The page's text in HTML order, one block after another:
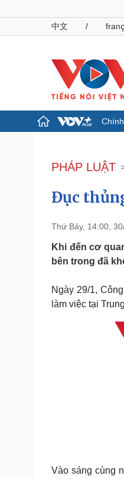
中文
/
Đảng
Tổ chức nhân sự
Nhận diện sự thật
Pháp luật
Vụ án
Tư vấn luật
Dinh dưỡng - món
PHÁP LUẬT
Đục
Thứ Bảy, 14:00,
Khi đến cơ
bên trong đã
Ngày 29/1,
làm việc tại
Vào sáng cùng